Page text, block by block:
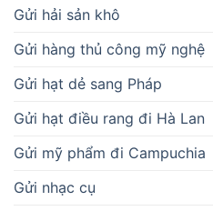
Gửi hải sản khô
Gửi hàng thủ công mỹ nghệ
Gửi hạt dẻ sang Pháp
Gửi hạt điều rang đi Hà Lan
Gửi mỹ phẩm đi Campuchia
Gửi nhạc cụ